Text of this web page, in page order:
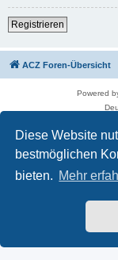
Diese Website
bestmöglichen
bieten. Mehr
Registrieren
ACZ Foren-Übersicht
Powered